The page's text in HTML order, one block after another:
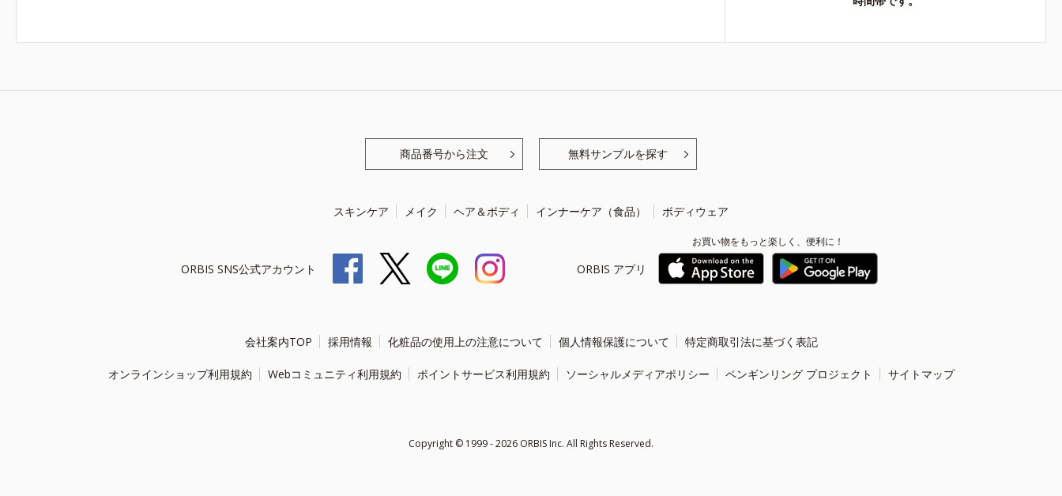
商品番号から注文 無料サンプルを探す
スキンケア メイク ヘア＆ボディ インナーケア（食品） ボディウェア
ORBIS SNS公式アカウント ORBIS アプリ
お買い物をもっと楽しく、便利に！
会社案内TOP 採用情報 化粧品の使用上の注意について 個人情報保護について 特定商取引法に基づく表記
オンラインショップ利用規約 Webコミュニティ利用規約 ポイントサービス利用規約 ソーシャルメディアポリシー ペンギンリング プロジェクト サイトマップ
Copyright © 1999 - 2026 ORBIS Inc. All Rights Reserved.